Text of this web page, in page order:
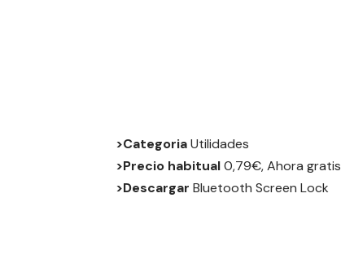
>CategoriaUtilidades
>Precio habitual0,79€, Ahora gratis
>Descargar Bluetooth Screen Lock